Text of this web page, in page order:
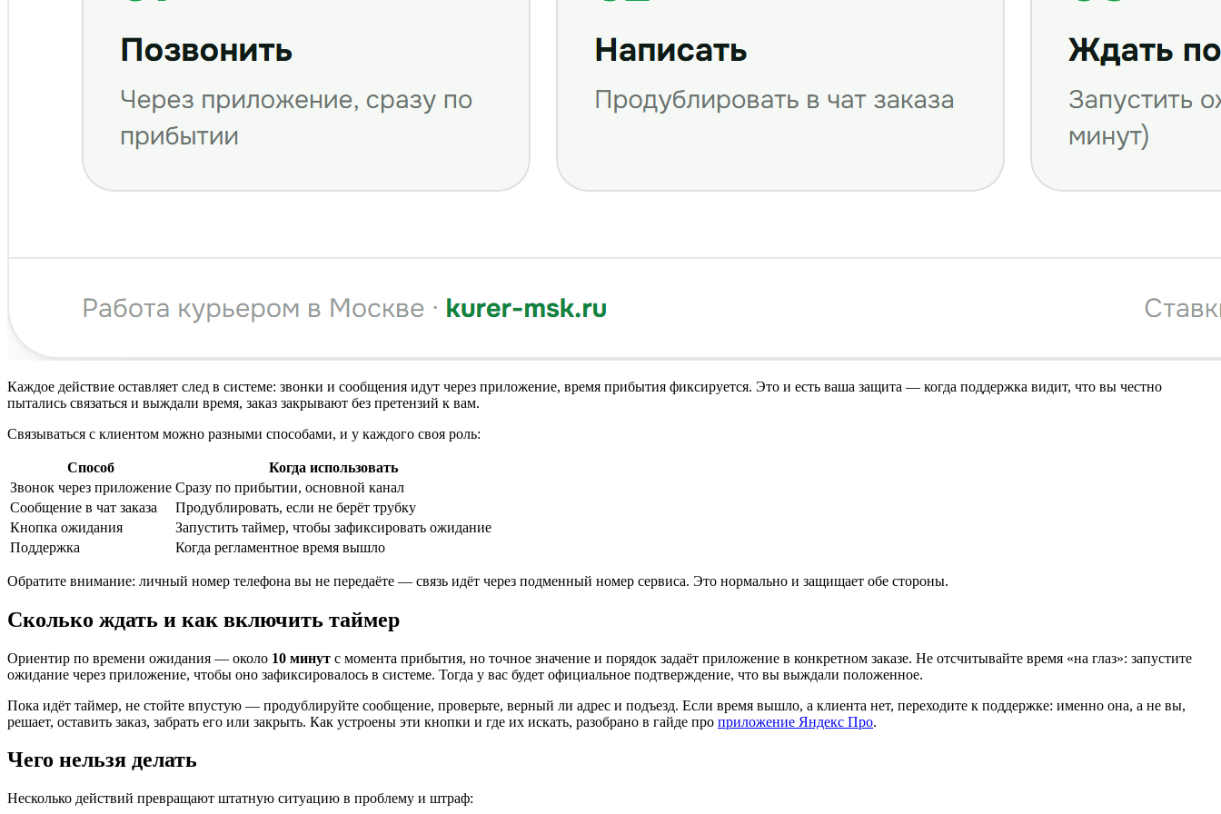
Каждое действие оставляет след в системе: звонки и сообщения идут через приложение, время прибытия фиксируется. Это и есть ваша защита — когда поддержка видит, что вы честно
пытались связаться и выждали время, заказ закрывают без претензий к вам.
Связываться с клиентом можно разными способами, и у каждого своя роль:
Способ
Когда использовать
Звонок через приложение Сразу по прибытии, основной канал
Сообщение в чат заказа
Продублировать, если не берёт трубку
Кнопка ожидания
Запустить таймер, чтобы зафиксировать ожидание
Поддержка
Когда регламентное время вышло
Обратите внимание: личный номер телефона вы не передаёте — связь идёт через подменный номер сервиса. Это нормально и защищает обе стороны.
Сколько ждать и как включить таймер
Ориентир по времени ожидания — около 10 минут с момента прибытия, но точное значение и порядок задаёт приложение в конкретном заказе. Не отсчитывайте время «на глаз»: запустите
ожидание через приложение, чтобы оно зафиксировалось в системе. Тогда у вас будет официальное подтверждение, что вы выждали положенное.
Пока идёт таймер, не стойте впустую — продублируйте сообщение, проверьте, верный ли адрес и подъезд. Если время вышло, а клиента нет, переходите к поддержке: именно она, а не вы,
решает, оставить заказ, забрать его или закрыть. Как устроены эти кнопки и где их искать, разобрано в гайде про приложение Яндекс Про.
Чего нельзя делать
Несколько действий превращают штатную ситуацию в проблему и штраф: